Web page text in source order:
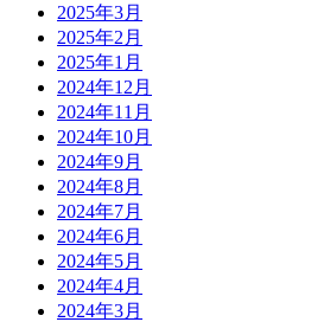
2025年3月
2025年2月
2025年1月
2024年12月
2024年11月
2024年10月
2024年9月
2024年8月
2024年7月
2024年6月
2024年5月
2024年4月
2024年3月